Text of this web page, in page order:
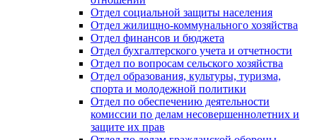
Отдел социальной защиты населения
Отдел жилищно-коммунального хозяйства
Отдел финансов и бюджета
Отдел бухгалтерского учета и отчетности
Отдел по вопросам сельского хозяйства
Отдел образования, культуры, туризма,
спорта и молодежной политики
Отдел по обеспечению деятельности
комиссии по делам несовершеннолетних и
защите их прав